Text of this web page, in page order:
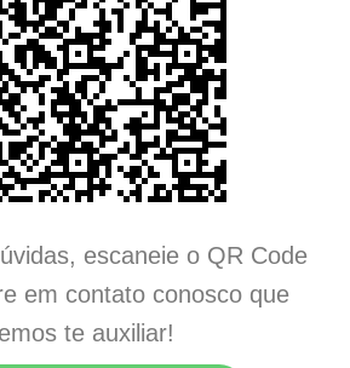
escaneie o QR Code
em contato conosco que
te auxiliar!